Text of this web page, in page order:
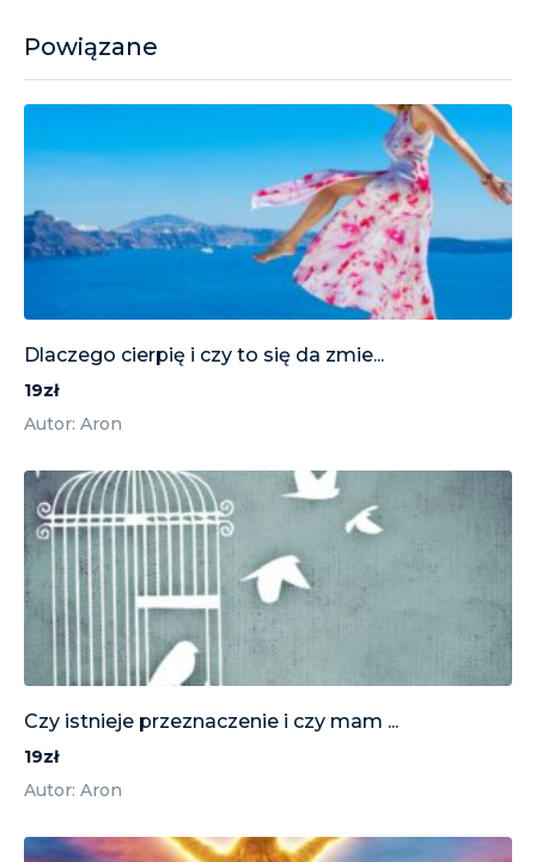
Powiązane
Dlaczego cierpię i czy to się da zmie...
19zł
Autor: Aron
Czy istnieje przeznaczenie i czy mam ...
19zł
Autor: Aron